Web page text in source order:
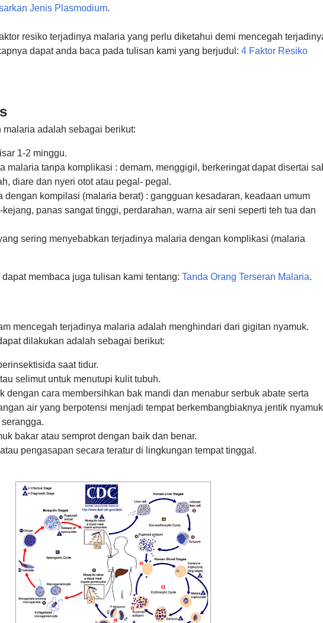
Jenis Plasmodium.
resiko terjadinya malaria yang perlu diketahui demi mencegah
dapat anda baca pada tulisan kami yang berjudul: 4 Faktor Resiko
adalah sebagai berikut:
1-2 minggu.
malaria tanpa komplikasi : demam, menggigil, berkeringat dapat disertai
diare dan nyeri otot atau pegal- pegal.
dengan kompilasi (malaria berat) : gangguan kesadaran, keadaan umum
panas sangat tinggi, perdarahan, warna air seni seperti teh tua dan
sering menyebabkan terjadinya malaria dengan komplikasi (malaria
membaca juga tulisan kami tentang: Tanda Orang Terseran Malaria.
mencegah terjadinya malaria adalah menghindari dari gigitan nyamuk.
dilakukan adalah sebagai berikut:
saat tidur.
selimut untuk menutupi kulit tubuh.
dengan cara membersihkan bak mandi dan menabur serbuk abate serta
air yang berpotensi menjadi tempat berkembangbiaknya jentik
bakar atau semprot dengan baik dan benar.
pengasapan secara teratur di lingkungan tempat tinggal.